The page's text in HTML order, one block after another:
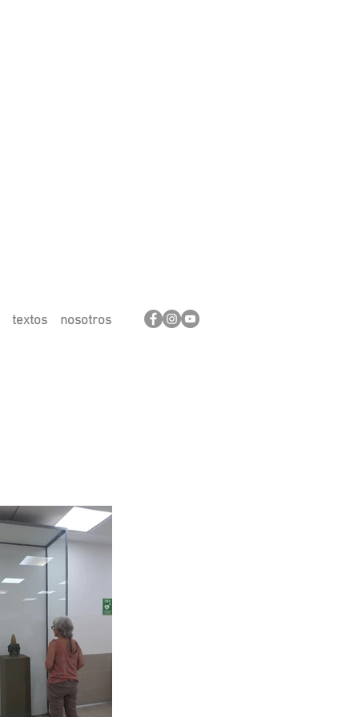
textos nosotros